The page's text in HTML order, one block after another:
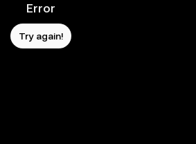
Error
Try again!